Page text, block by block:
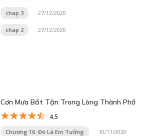
chap 3 27/12/2020
chap 2 27/12/2020
Cơn Mưa Bất Tận Trong Lòng Thành Phố
4.5
Chương 16. Đó Là Em Tưởng 10/11/2020